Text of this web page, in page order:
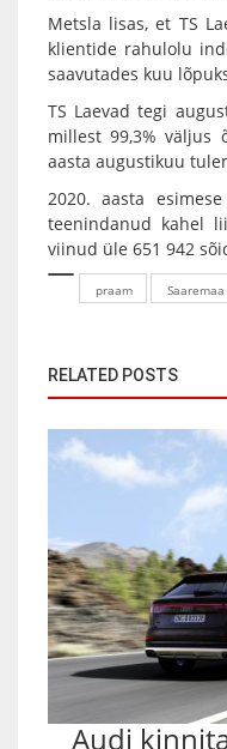
Metsla lisas, et TS
klientide rahulolu
saavutades kuu
TS Laevad tegi
millest 99,3% väljus
aasta augustikuu
2020. aasta
teenindanud kahel
viinud üle 651 942
praam Saaremaa
RELATED POSTS
Audi